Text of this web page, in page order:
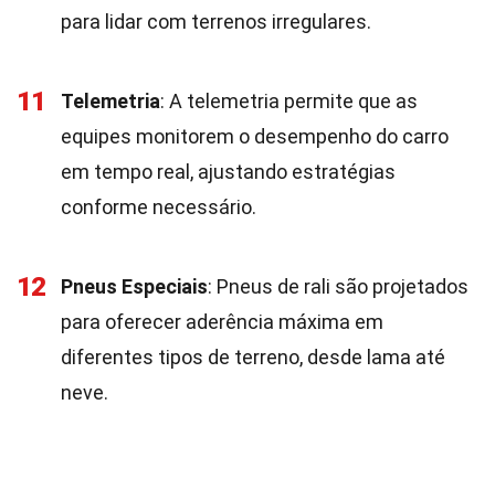
para lidar com terrenos irregulares.
11 Telemetria: A telemetria permite que as
equipes monitorem o desempenho do carro
em tempo real, ajustando estratégias
conforme necessário.
12 Pneus Especiais: Pneus de rali são projetados
para oferecer aderência máxima em
diferentes tipos de terreno, desde lama até
neve.